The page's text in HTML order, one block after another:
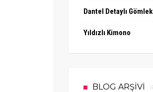
Dantel Detaylı Gömlek
Yıldızlı Kimono
BLOG ARŞİVİ